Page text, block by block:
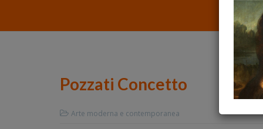
Pozzati Concetto
Arte moderna e contemporanea